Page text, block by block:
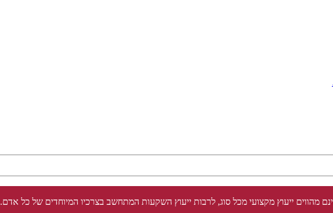
מהווים ייעוץ מקצועי מכל סוג, לרבות ייעוץ השקעות המתחשב בצרכיו המיוחדים של כל אדם.